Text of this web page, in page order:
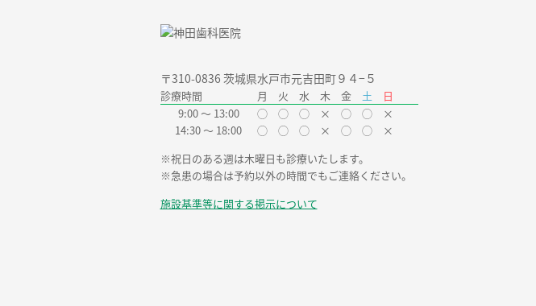
〒310-0836 茨城県水戸市元吉田町９４−５
診療時間 月 火 水 木 金 土
日
9:00 〜 13:00
◯ ◯ ◯ × ◯ ◯ ×
14:30 〜 18:00
◯ ◯ ◯ × ◯ ◯ ×
※祝日のある週は木曜日も診療いたします。
※急患の場合は予約以外の時間でもご連絡ください。
施設基準等に関する掲示について